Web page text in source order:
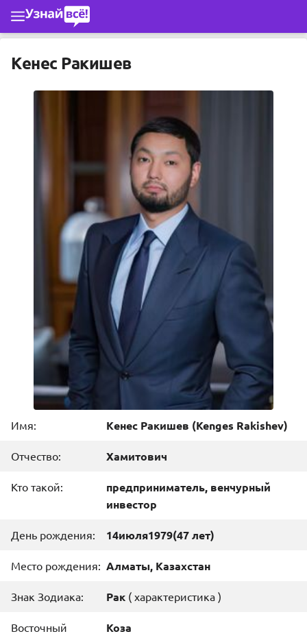
Перейти к основному содержимому
Кенес Ракишев
Имя: Кенес Ракишев (Kenges Rakishev)
Отчество: Хамитович
Кто такой:
предприниматель, венчурный
инвестор
День рождения: 14июля1979(47 лет)
Место рождения: Алматы, Казахстан
Знак Зодиака: Рак ( характеристика )
Восточный
Коза